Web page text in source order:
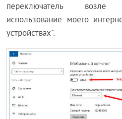
переключатель возле
использование моего
устройствах".